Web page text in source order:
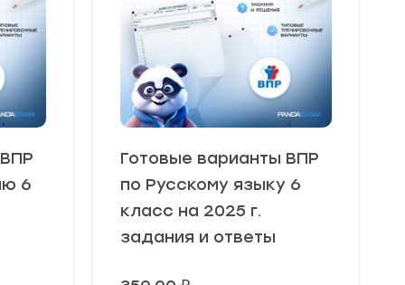
6
Готовые варианты ВПР
по Русскому языку 6
класс на 2025 г.
задания и ответы